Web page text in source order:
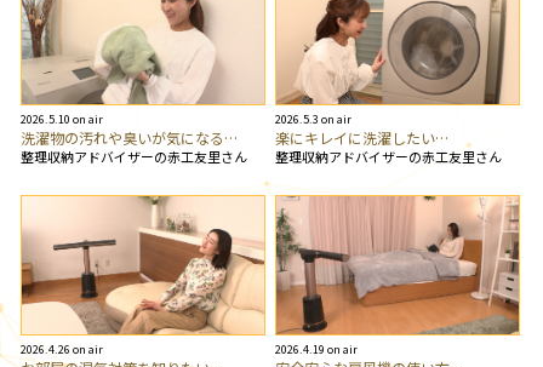
2026.5.10 on air
洗濯物の汚れや臭いが気になる…
整理収納アドバイザーの赤工友里さん
2026.5.3 on air
楽にキレイに洗濯したい…
整理収納アドバイザーの赤工友里さん
2026.4.26 on air 2026.4.19 on air